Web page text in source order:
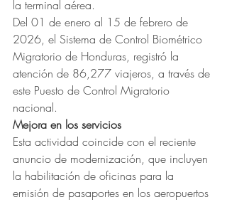
la terminal aérea.
Del 01 de enero al 15 de febrero de
2026, el Sistema de Control Biométrico
Migratorio de Honduras, registró la
atención de 86,277 viajeros, a través de
este Puesto de Control Migratorio
nacional.
Mejora en los servicios
Esta actividad coincide con el reciente
anuncio de modernización, que incluyen
la habilitación de oficinas para la
emisión de pasaportes en los aeropuertos